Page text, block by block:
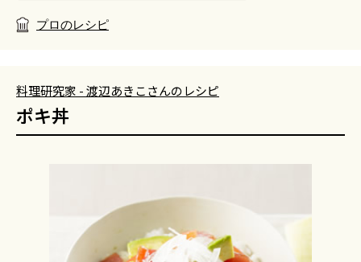
プロのレシピ
料理研究家 - 渡辺あきこさんのレシピ
ポキ丼